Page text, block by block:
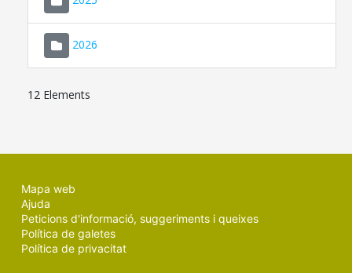
2026
12 Elements
Mapa web
Ajuda
Peticions d'informació, suggeriments i queixes
Política de galetes
Política de privacitat